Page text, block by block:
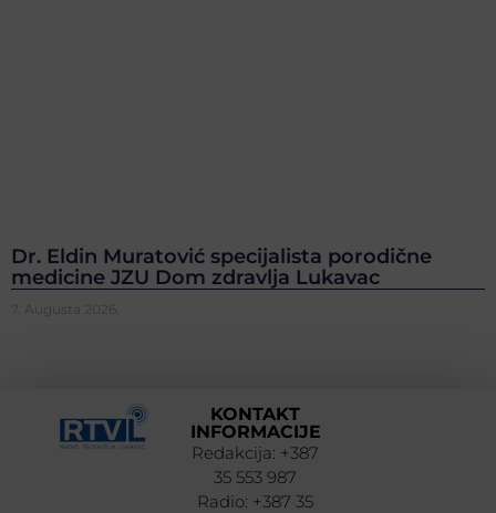
Dr. Eldin Muratović specijalista porodične
medicine JZU Dom zdravlja Lukavac
7. Augusta 2026.
KONTAKT
INFORMACIJE
Redakcija: +387
35 553 987
Radio: +387 35